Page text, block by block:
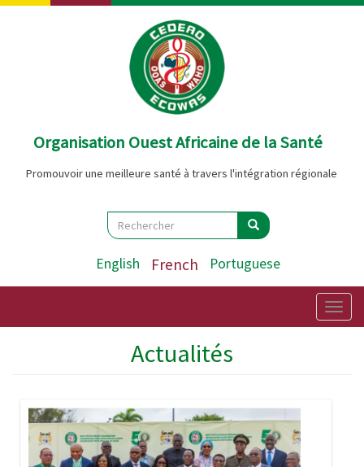
Aller
Organisation Ouest Africaine de la Santé
Promouvoir une meilleure santé à travers l'intégration régionale
Search
Rechercher Rechercher
English French Portuguese
Actualités
Image